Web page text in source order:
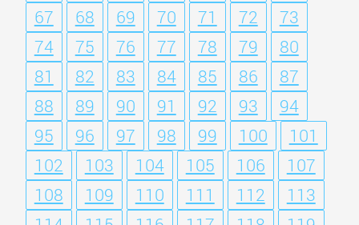
67
68 69 70 71 72
73
74
75 76 77 78 79
80
81
82 83 84 85 86
87
88
89 90 91 92 93
94
95
96 97 98 99 100
101
102
103 104 105 106
107
108
109 110 111 112
113